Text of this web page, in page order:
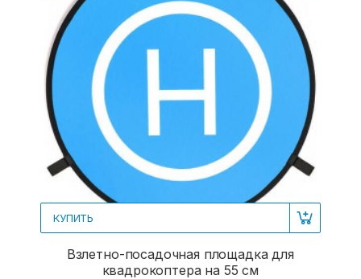
КУПИТЬ
Взлетно-посадочная площадка для
квадрокоптера на 55 см